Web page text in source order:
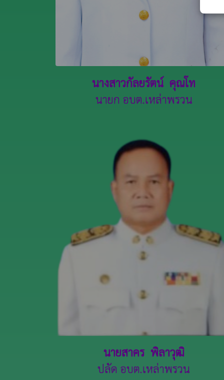
นางสาวกัลยรัตน์ คุณโท
นายก อบต.เหล่าพรวน
นายสาคร พิลาวุฒิ
ปลัด อบต.เหล่าพรวน